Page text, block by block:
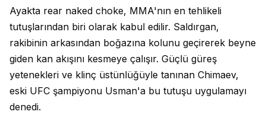
Ayakta rear naked choke, MMA'nın en tehlikeli
tutuşlarından biri olarak kabul edilir. Saldırgan,
rakibinin arkasından boğazına kolunu geçirerek beyne
giden kan akışını kesmeye çalışır. Güçlü güreş
yetenekleri ve klinç üstünlüğüyle tanınan Chimaev,
eski UFC şampiyonu Usman'a bu tutuşu uygulamayı
denedi.